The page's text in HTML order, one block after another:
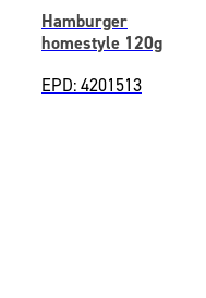
Hamburger
homestyle 120g
EPD: 4201513